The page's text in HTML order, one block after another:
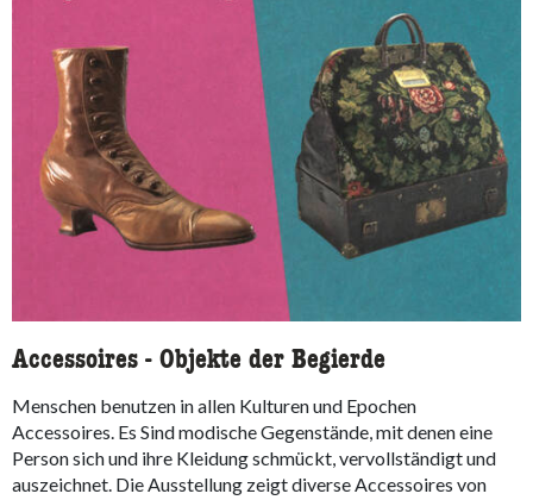
Accessoires - Objekte der Begierde
Menschen benutzen in allen Kulturen und Epochen
Accessoires. Es Sind modische Gegenstände, mit denen eine
Person sich und ihre Kleidung schmückt, vervollständigt und
auszeichnet. Die Ausstellung zeigt diverse Accessoires von